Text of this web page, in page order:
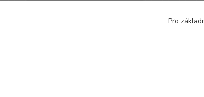
Pro